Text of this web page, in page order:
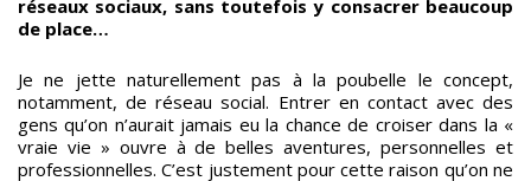
réseaux sociaux, sans toutefois y consacrer beaucoup
de place…
Je ne jette naturellement pas à la poubelle le concept,
notamment, de réseau social. Entrer en contact avec des
gens qu’on n’aurait jamais eu la chance de croiser dans la «
vraie vie » ouvre à de belles aventures, personnelles et
professionnelles. C’est justement pour cette raison qu’on ne